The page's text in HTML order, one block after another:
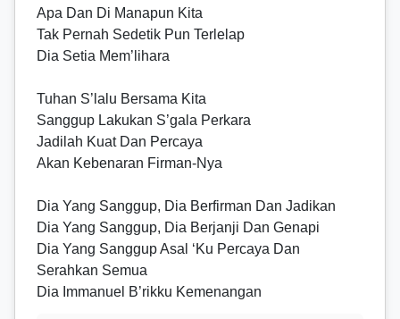
Apa Dan Di Manapun Kita
Tak Pernah Sedetik Pun Terlelap
Dia Setia Mem’lihara
Tuhan S’lalu Bersama Kita
Sanggup Lakukan S’gala Perkara
Jadilah Kuat Dan Percaya
Akan Kebenaran Firman-Nya
Dia Yang Sanggup, Dia Berfirman Dan Jadikan
Dia Yang Sanggup, Dia Berjanji Dan Genapi
Dia Yang Sanggup Asal ‘Ku Percaya Dan
Serahkan Semua
Dia Immanuel B’rikku Kemenangan